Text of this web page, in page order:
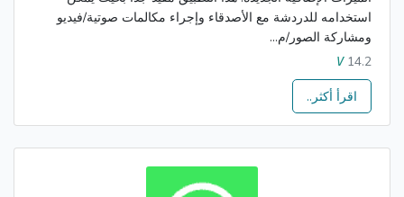
استخدامه للدردشة مع الأصدقاء وإجراء مكالمات صوتية/فيديو
ومشاركة الصور/م...
V14.2
اقرأ أكثر..